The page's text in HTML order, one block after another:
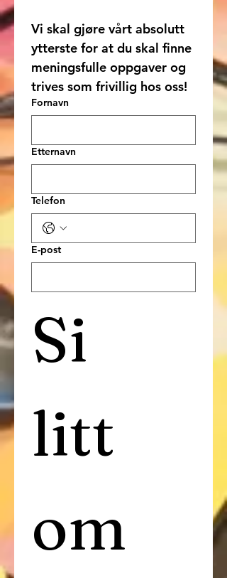
Vi skal gjøre vårt absolutt
ytterste for at du skal finne
meningsfulle oppgaver og
trives som frivillig hos oss!
Fornavn
Etternavn
Telefon
E-post
Si
litt
om